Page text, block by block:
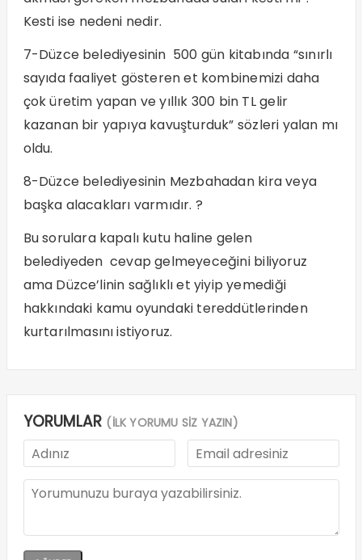
Kesti ise nedeni nedir.
7-Düzce belediyesinin 500 gün kitabında “sınırlı
sayıda faaliyet gösteren et kombinemizi daha
çok üretim yapan ve yıllık 300 bin TL gelir
kazanan bir yapıya kavuşturduk” sözleri yalan mı
oldu.
8-Düzce belediyesinin Mezbahadan kira veya
başka alacakları varmıdır. ?
Bu sorulara kapalı kutu haline gelen
belediyeden cevap gelmeyeceğini biliyoruz
ama Düzce’linin sağlıklı et yiyip yemediği
hakkındaki kamu oyundaki tereddütlerinden
kurtarılmasını istiyoruz.
YORUMLAR (İLK YORUMU SİZ YAZIN)